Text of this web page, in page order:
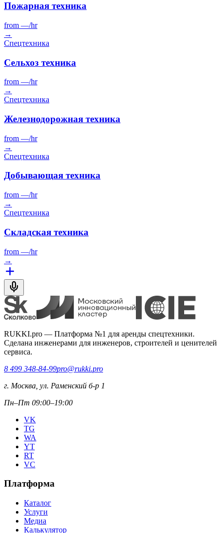
Пожарная техника
from —/hr
→
Спецтехника
Сельхоз техника
from —/hr
→
Спецтехника
Железнодорожная техника
from —/hr
→
Спецтехника
Добывающая техника
from —/hr
→
Спецтехника
Складская техника
from —/hr
→
RUKKI.pro — Платформа №1 для аренды спецтехники.
Сделана инженерами для инженеров, строителей и ценителей
сервиса.
8 499 348-84-99pro@rukki.pro
г. Москва, ул. Раменский б-р 1
Пн–Пт 09:00–19:00
VK
TG
WA
YT
RT
VC
Платформа
Каталог
Услуги
Медиа
Калькулятор